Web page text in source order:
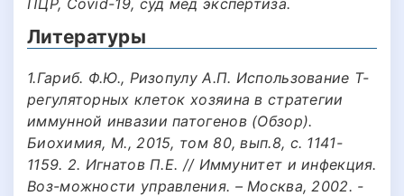
ПЦР, Covid-19, суд мед экспертиза.
Литературы
1.Гариб. Ф.Ю., Ризопулу А.П. Использование Т-
регуляторных клеток хозяина в стратегии
иммунной инвазии патогенов (Обзор).
Биохимия, М., 2015, том 80, вып.8, с. 1141-
1159. 2. Игнатов П.Е. // Иммунитет и инфекция.
Воз-можности управления. – Москва, 2002. -